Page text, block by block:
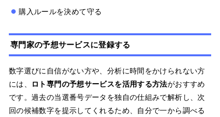
購入ルールを決めて守る
専門家の予想サービスに登録する
数字選びに自信がない方や、分析に時間をかけられない方
には、
ロト専門の予想サービスを活用する方法がおすすめ
です。過去の当選番号データを独自の仕組みで解析し、次
回の候補数字を提示してくれるため、自分で一から調べる